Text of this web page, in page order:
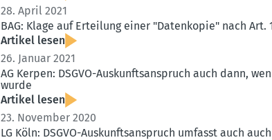
28. April 2021
BAG: Klage auf Erteilung einer "Daten­kopie" nach Art.
Artikel lesen
26. Januar 2021
AG Kerpen: DSGVO-Auskunfts­an­spruch auch dann,
wurde
Artikel lesen
23. November 2020
LG Köln: DSGVO-Auskunfts­an­spruch umfasst auch